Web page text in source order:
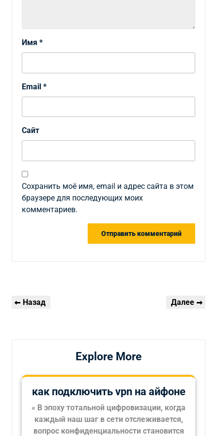
Имя *
Email *
Сайт
Сохранить моё имя, email и адрес сайта в этом
браузере для последующих моих
комментариев.
по
Предыдущая
Назад
Следующая
Далее
Explore More
как подключить vpn на айфоне
« В эпоху тотальной цифровизации, когда
каждый наш шаг в сети отслеживается,
вопрос конфиденциальности становится